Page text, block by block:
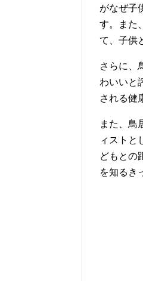
がなぜ子
す。また
て、子供
さらに、
わいいと
される健
また、鳥
ィストと
どもとの
を知るき